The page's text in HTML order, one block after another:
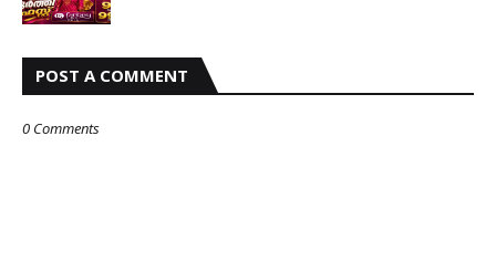
POST A COMMENT
0 Comments